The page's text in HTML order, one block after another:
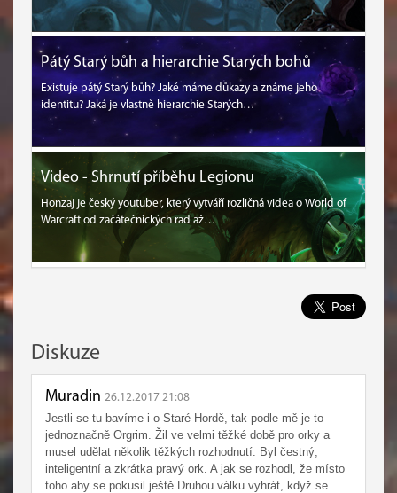
Pátý Starý bůh a hierarchie Starých bohů
Existuje pátý Starý bůh? Jaké máme důkazy a známe jeho
identitu? Jaká je vlastně hierarchie Starých…
Video - Shrnutí příběhu Legionu
Honzaj je český youtuber, který vytváří rozličná videa o World of
Warcraft od začátečnických rad až…
Diskuze
Muradin 26.12.2017 21:08
Jestli se tu bavíme i o Staré Hordě, tak podle mě je to
jednoznačně Orgrim. Žil ve velmi těžké době pro orky a
musel udělat několik těžkých rozhodnutí. Byl čestný,
inteligentní a zkrátka pravý ork. A jak se rozhodl, že místo
toho aby se pokusil ještě Druhou válku vyhrát, když se